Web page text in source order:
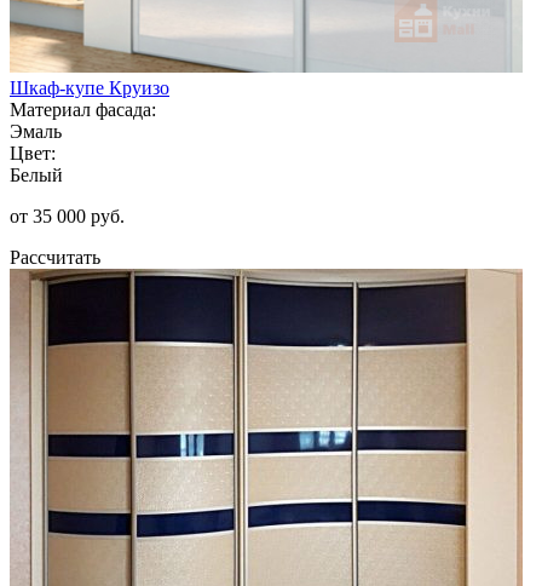
Шкаф-купе Круизо
Материал фасада:
Эмаль
Цвет:
Белый
от 35 000 руб.
Рассчитать